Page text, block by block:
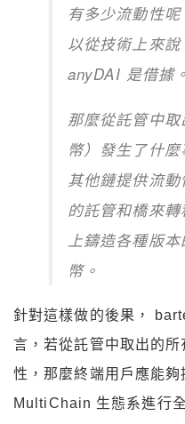
有多少流動性
以從技術上來
anyDAI 是借據。
那麼從託管中
幣）發生了什
其他鏈提供流
的託管和橋來
上鑄造各種版
幣。
針對這樣做的後果，
言，若從託管中取出的
性，那麼終端用戶應能
MultiChain 生態系進行